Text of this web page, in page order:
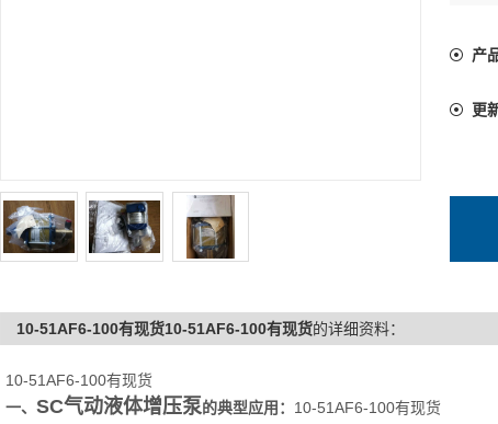
水
6
产
更
10-51AF6-100有现货10-51AF6-100有现货的详细资料：
10-51AF6-100有现货
一、 SC气动液体增压泵的典型应用： 10-51AF6-100有现货